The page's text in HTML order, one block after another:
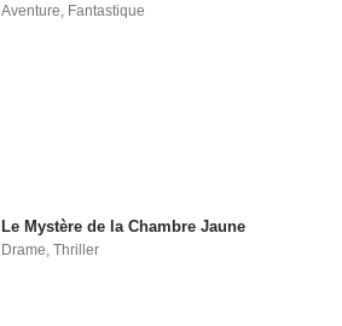
Aventure, Fantastique
Le Mystère de la Chambre Jaune
Drame,Thriller